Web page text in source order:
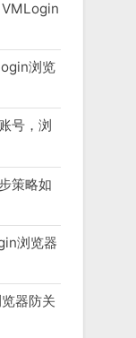
VMLogin
浏览
号，浏
策略如
浏览器
器防关